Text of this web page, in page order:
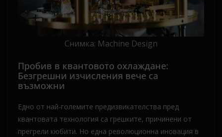
Снимка: Machine Design
Пробив в квантовото охлаждане:
Безгрешни изчисления вече са
възможни
Едно от най-големите предизвикателства пред
квантовата технология са грешките, причинени от
прегрели кюбити. Но една революционна иновация в